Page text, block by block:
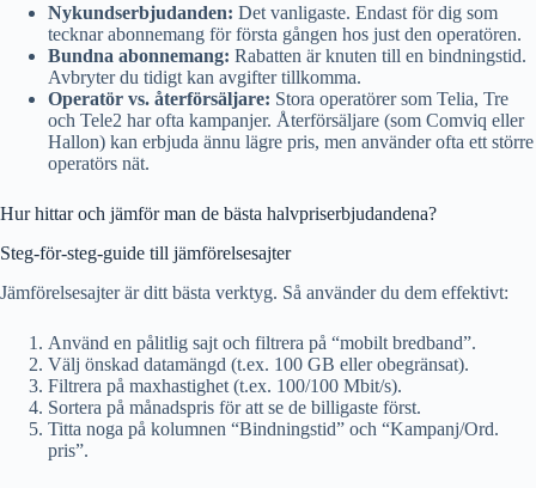
Nykundserbjudanden: Det vanligaste. Endast för dig som
tecknar abonnemang för första gången hos just den operatören.
Bundna abonnemang: Rabatten är knuten till en bindningstid.
Avbryter du tidigt kan avgifter tillkomma.
Operatör vs. återförsäljare: Stora operatörer som Telia, Tre
och Tele2 har ofta kampanjer. Återförsäljare (som Comviq eller
Hallon) kan erbjuda ännu lägre pris, men använder ofta ett större
operatörs nät.
Hur hittar och jämför man de bästa halvpriserbjudandena?
Steg-för-steg-guide till jämförelsesajter
Jämförelsesajter är ditt bästa verktyg. Så använder du dem effektivt:
Använd en pålitlig sajt och filtrera på “mobilt bredband”.
Välj önskad datamängd (t.ex. 100 GB eller obegränsat).
Filtrera på maxhastighet (t.ex. 100/100 Mbit/s).
Sortera på månadspris för att se de billigaste först.
Titta noga på kolumnen “Bindningstid” och “Kampanj/Ord.
pris”.